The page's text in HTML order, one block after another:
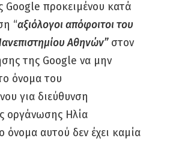
Google προκειμένου κατά
“αξιόλογοι απόφοιτοι του
Αθηνών”στον
της Google να μην
όνομα του
για διεύθυνση
οργάνωσης Ηλία
όνομα αυτού δεν έχει καμία